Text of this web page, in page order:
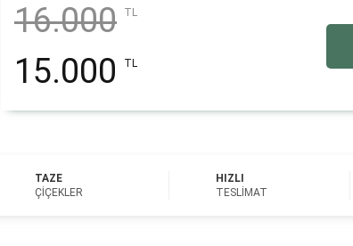
16.000 TL
15.000 TL
TAZE
ÇIÇEKLER
HIZLI
TESLIMAT